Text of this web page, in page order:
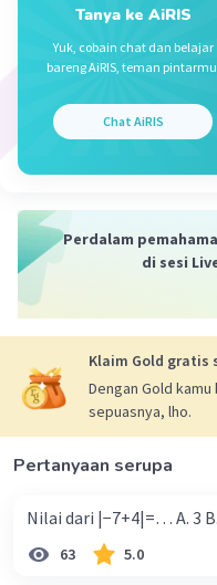
Terimakasii
Tanya ke AiRIS
Yuk, cobain chat dan belajar
bareng AiRIS, teman
Chat AiRIS
Perdalam
di sesi
Klaim Gold gratis
Dengan Gold
sepuasnya, lho.
Pertanyaan serupa
Nilai dari
63 5.0